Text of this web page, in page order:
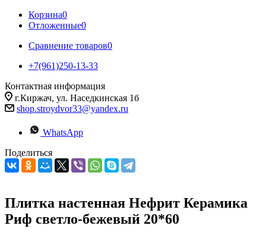
Корзина0
Отложенные0
Сравнение товаров0
+7(961)250-13-33
Контактная информация
г.Киржач, ул. Наседкинская 1б
shop.stroydvor33@yandex.ru
WhatsApp
Поделиться
Плитка настенная Нефрит Керамика
Риф светло-бежевый 20*60